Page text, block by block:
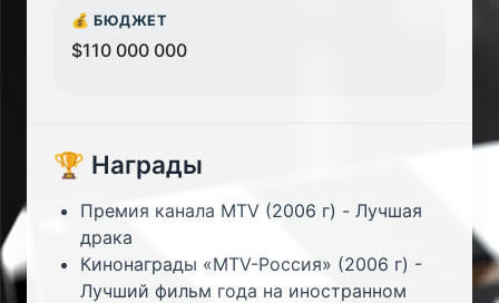
💰 БЮДЖЕТ
$110 000 000
🏆 Награды
Премия канала MTV (2006 г) - Лучшая
драка
Кинонаграды «MTV-Россия» (2006 г) -
Лучший фильм года на иностранном